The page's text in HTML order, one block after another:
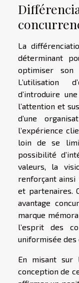
La
déterminant
optimiser son
L’utilisation
d’introduire
l’attention et
d’une
l’expérience
loin de se
possibilité
valeurs, la
renforçant
et partenaires.
avantage
marque
l’esprit des
uniformisée
En misant sur
conception de